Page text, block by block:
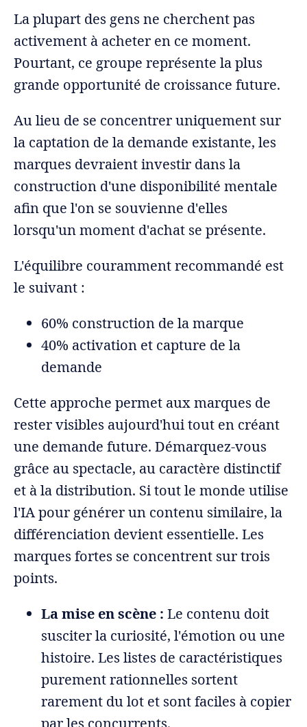
La plupart des gens ne cherchent pas
activement à acheter en ce moment.
Pourtant, ce groupe représente la plus
grande opportunité de croissance future.
Au lieu de se concentrer uniquement sur
la captation de la demande existante, les
marques devraient investir dans la
construction d'une disponibilité mentale
afin que l'on se souvienne d'elles
lorsqu'un moment d'achat se présente.
L'équilibre couramment recommandé est
le suivant :
60% construction de la marque
40% activation et capture de la
demande
Cette approche permet aux marques de
rester visibles aujourd'hui tout en créant
une demande future. Démarquez-vous
grâce au spectacle, au caractère distinctif
et à la distribution. Si tout le monde utilise
l'IA pour générer un contenu similaire, la
différenciation devient essentielle. Les
marques fortes se concentrent sur trois
points.
La mise en scène :Le contenu doit
susciter la curiosité, l'émotion ou une
histoire. Les listes de caractéristiques
purement rationnelles sortent
rarement du lot et sont faciles à copier